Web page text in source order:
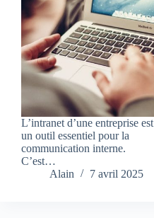
L’intranet d’une entreprise est
un outil essentiel pour la
communication interne.
C’est…
Alain
7 avril 2025